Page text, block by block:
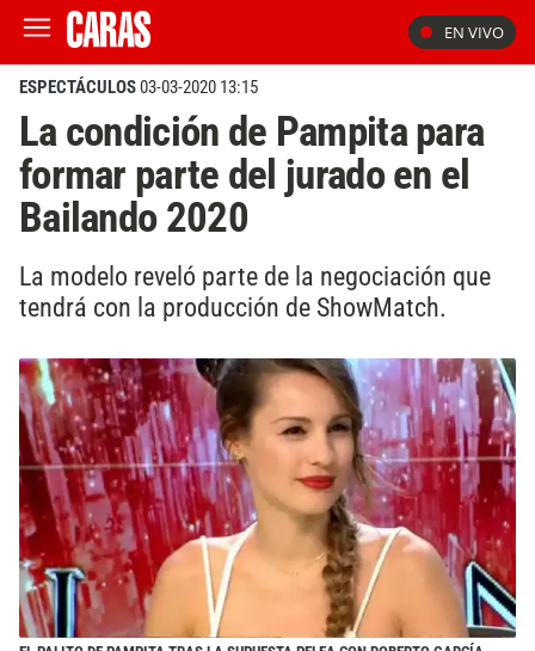
EN VIVO
ESPECTÁCULOS03-03-2020 13:15
La condición de Pampita para
formar parte del jurado en el
Bailando 2020
La modelo reveló parte de la negociación que
tendrá con la producción de ShowMatch.